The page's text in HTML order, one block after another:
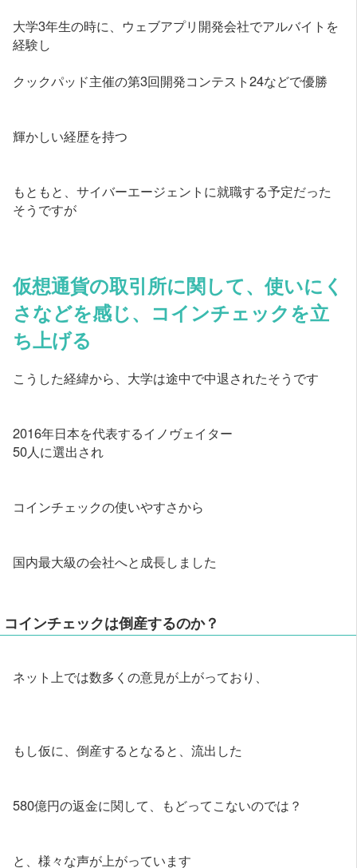
大学3年生の時に、ウェブアプリ開発会社でアルバイトを
経験し
クックパッド主催の第3回開発コンテスト24などで優勝
輝かしい経歴を持つ
もともと、サイバーエージェントに就職する予定だった
そうですが
仮想通貨の取引所に関して、使いにく
さなどを感じ、コインチェックを立
ち上げる
こうした経緯から、大学は途中で中退されたそうです
2016年日本を代表するイノヴェイター
50人に選出され
コインチェックの使いやすさから
国内最大級の会社へと成長しました
コインチェックは倒産するのか？
ネット上では数多くの意見が上がっており、
もし仮に、倒産するとなると、流出した
580億円の返金に関して、もどってこないのでは？
と、様々な声が上がっています